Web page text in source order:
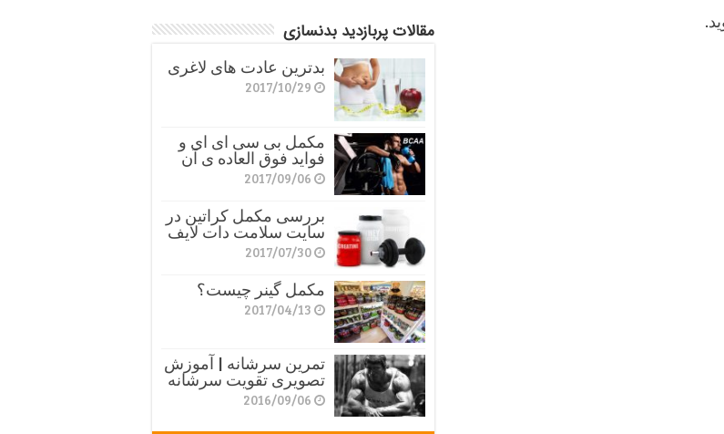
. مقالات پربازدید بدنسازی
بدترین عادت های لاغری
2017/10/29
مکمل بی سی ای ای و
فواید فوق العاده ی آن
2017/09/06
بررسی مکمل کراتین در
سایت سلامت دات لایف
2017/07/30
مکمل گینر چیست؟
2017/04/13
تمرین سرشانه | آموزش
تصویری تقویت سرشانه
2016/09/06